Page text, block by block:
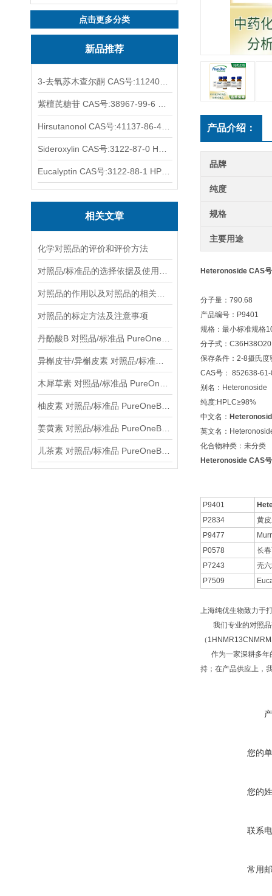
点击更多分类
新品推荐
相关文章
化学对照品的评价和评价方法
对照品的标定方法及注意事项
产品介绍：
品牌
纯度
规格
主要用途
Heteronoside CAS
分子量：790.68
产品编号：P9401
规格：最小标准规格
分子式：C36H38O20
保存条件：2-8摄氏度
CAS号： 852638-
别名：Heteronoside
纯度:HPLC≥98%
中文名：
英文名：
化合物种类：未分类
Heteronoside CAS
P9401
P2834
黄
P9477
P0578
长
P7243
壳
P7509
上海纯优生物致力于
我们专业的对照品
（
作为一家深耕多年
持；在产品供应上，
您的
您的
联系
常用